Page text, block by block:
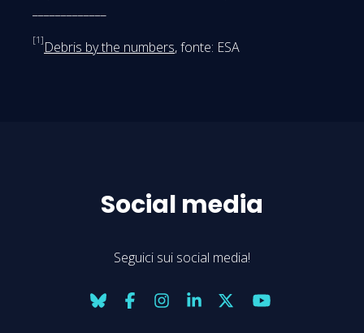
[1] Debris by the numbers, fonte: ESA
Social media
Seguici sui social media!